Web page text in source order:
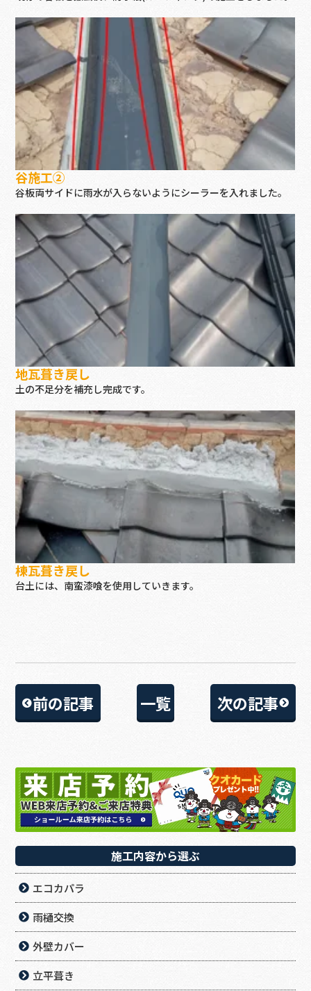
谷施工②
谷板両サイドに雨水が入らないようにシーラーを入れました。
地瓦葺き戻し
土の不足分を補充し完成です。
棟瓦葺き戻し
台土には、南蛮漆喰を使用していきます。
前の記事 一覧 次の記事
施工内容から選ぶ
エコカパラ
雨樋交換
外壁カバー
立平葺き